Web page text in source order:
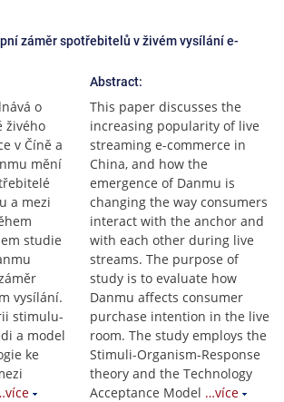
záměr spotřebitelů v živém vysílání e-
o
živého
v Číně a
mění
a mezi
studie
vysílání.
stimulu-
a model
ke
Abstract:
This paper discusses the
increasing popularity of live
streaming e-commerce in
China, and how the
emergence of Danmu is
changing the way consumers
interact with the anchor and
with each other during live
streams. The purpose of
study is to evaluate how
Danmu affects consumer
purchase intention in the live
room. The study employs the
Stimuli-Organism-Response
theory and the Technology
Acceptance Model …více